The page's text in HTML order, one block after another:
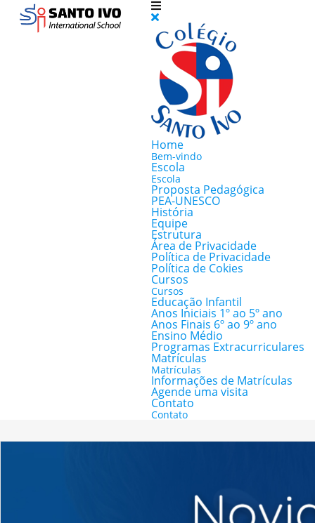
Home
Bem-vindo
Escola
Escola
Proposta Pedagógica
PEA-UNESCO
História
Equipe
Estrutura
Área de Privacidade
Política de Privacidade
Política de Cokies
Cursos
Cursos
Educação Infantil
Anos Iniciais 1º ao 5º ano
Anos Finais 6º ao 9º ano
Ensino Médio
Programas Extracurriculares
Matrículas
Matrículas
Informações de Matrículas
Agende uma visita
Contato
Contato